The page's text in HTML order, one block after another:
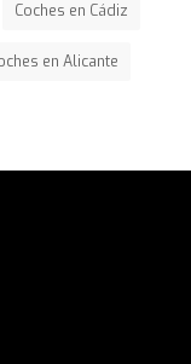
Coches en Cádiz
en Alicante